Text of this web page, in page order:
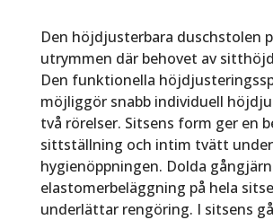
Den höjdjusterbara duschstolen
utrymmen där behovet av
Den funktionella
möjliggör snabb individuell
två rörelser. Sitsens form ger en
sittställning och intim tvätt
hygienöppningen. Dolda
elastomerbeläggning på hela
underlättar rengöring. I sitsens